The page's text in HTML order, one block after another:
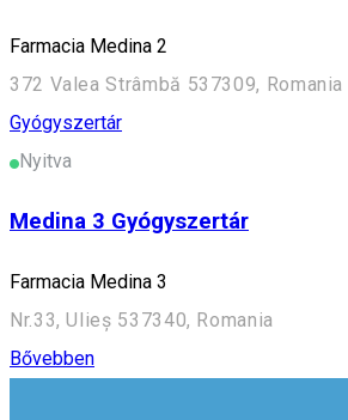
Farmacia Medina 2
372 Valea Strâmbă 537309, Romania
Gyógyszertár
Nyitva
Medina 3 Gyógyszertár
Farmacia Medina 3
Nr.33, Ulieș 537340, Romania
Bővebben